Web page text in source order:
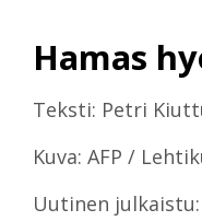
Hamas
Teksti: Petri
Kuva: AFP /
Uutinen julkaistu: